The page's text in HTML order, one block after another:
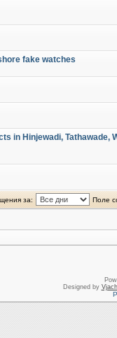
fake watches
in Hinjewadi, Tathawade,
за:
Поле
Designed by